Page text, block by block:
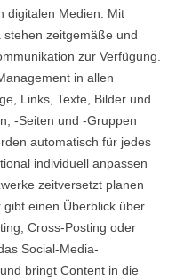
digitalen Medien. Mit
stehen zeitgemäße und
zur Verfügung.
in allen
Links, Texte, Bilder und
-Seiten und -Gruppen
automatisch für jedes
individuell anpassen
zeitversetzt planen
einen Überblick über
Cross-Posting oder
Social-Media-
bringt Content in die